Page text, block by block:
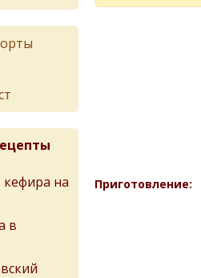
Приготовление:
на
в